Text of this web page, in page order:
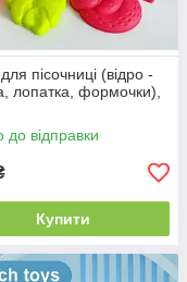
пісочниці (відро -
лопатка, формочки),
до відправки
Купити